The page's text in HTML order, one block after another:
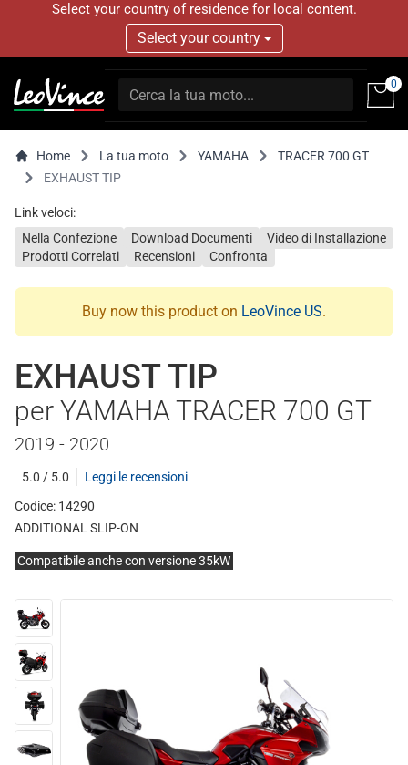
Select your country of residence for local content.
Select your country
0
Home La tua moto YAMAHA
TRACER 700 GT
EXHAUST TIP
Link veloci:
Nella Confezione
Download Documenti
Video di Installazione
Prodotti Correlati
Recensioni Confronta
Buy now this product on LeoVince US.
EXHAUST TIP
per YAMAHA TRACER 700 GT
2019 - 2020
5.0 / 5.0
Leggi le recensioni
Codice: 14290
ADDITIONAL SLIP-ON
Compatibile anche con versione 35kW